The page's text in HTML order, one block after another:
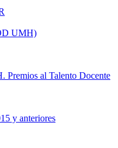
UMH)
Premios al Talento Docente
y anteriores